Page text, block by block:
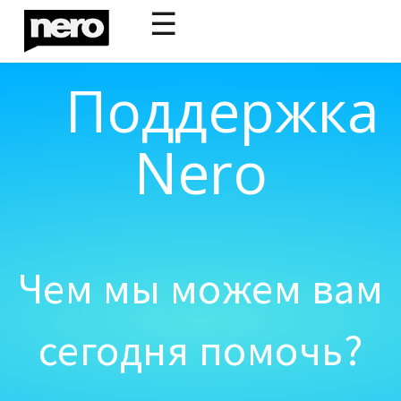
☰
Поддержка
Nero
Чем мы можем вам
сегодня помочь?